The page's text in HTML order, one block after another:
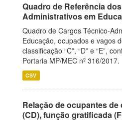
Quadro de Referência
Administrativos em
Quadro de Cargos Técnico-
Educação, ocupados e vagos
classificação “C”, “D” e “E”,
Portaria MP/MEC nº 316/2017.
CSV
Relação de ocupantes de
(CD), função gratificada